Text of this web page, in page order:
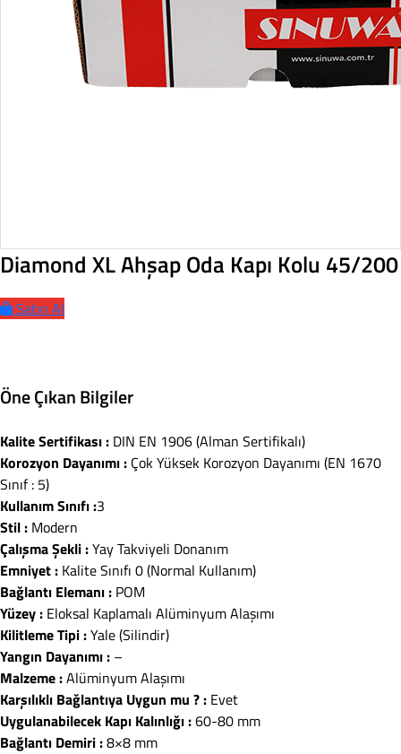
Diamond XL Ahşap Oda Kapı Kolu 45/200
Satın Al
Öne Çıkan Bilgiler
Kalite Sertifikası : DIN EN 1906 (Alman Sertifikalı)
Korozyon Dayanımı : Çok Yüksek Korozyon Dayanımı (EN 1670
Sınıf : 5)
Kullanım Sınıfı :3
Stil : Modern
Çalışma Şekli :Yay Takviyeli Donanım
Emniyet : Kalite Sınıfı 0 (Normal Kullanım)
Bağlantı Elemanı : POM
Yüzey : Eloksal Kaplamalı Alüminyum Alaşımı
Kilitleme Tipi :Yale (Silindir)
Yangın Dayanımı : –
Malzeme :Alüminyum Alaşımı
Karşılıklı Bağlantıya Uygun mu ? : Evet
Uygulanabilecek Kapı Kalınlığı :60-80 mm
Bağlantı Demiri :8×8 mm